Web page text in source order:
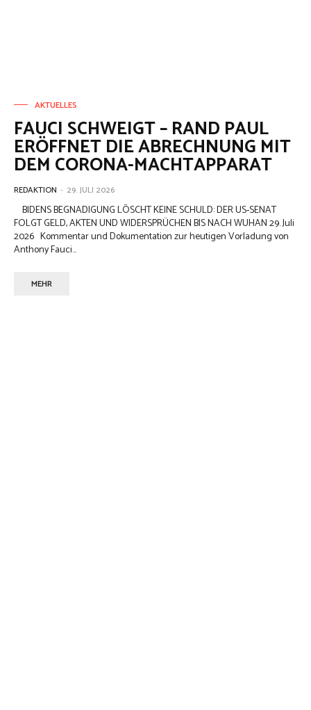
AKTUELLES
FAUCI SCHWEIGT – RAND PAUL
ERÖFFNET DIE ABRECHNUNG MIT
DEM CORONA-MACHTAPPARAT
REDAKTION - 29. JULI 2026
FOLGT GELD, AKTEN UND WIDERSPRÜCHEN BIS NACH WUHAN 29. Juli
2026 Kommentar und Dokumentation zur heutigen Vorladung von
Anthony Fauci...
MEHR